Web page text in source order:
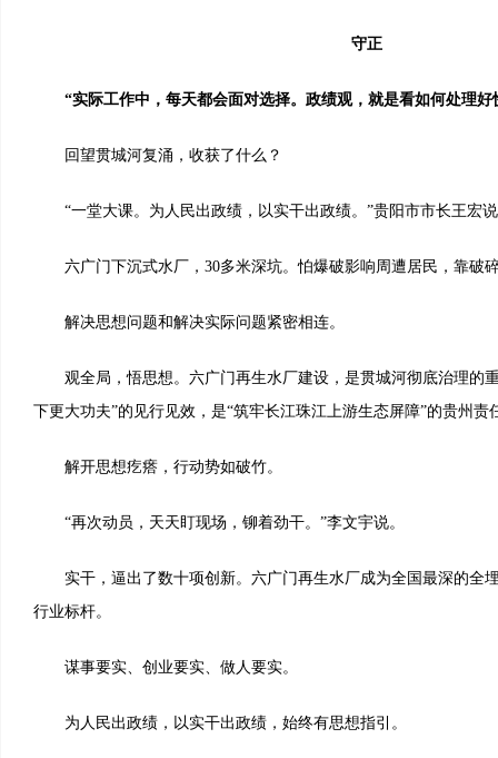
守正
“实际工作中，每天都会面对选择。政绩观，就是看如何处理好
回望贯城河复涌，收获了什么？
“一堂大课。为人民出政绩，以实干出政绩。”贵阳市市长王宏
六广门下沉式水厂，30多米深坑。怕爆破影响周遭居民，靠破
解决思想问题和解决实际问题紧密相连。
观全局，悟思想。六广门再生水厂建设，是贯城河彻底治理的
下更大功夫”的见行见效，是“筑牢长江珠江上游生态屏障”的贵州责
解开思想疙瘩，行动势如破竹。
“再次动员，天天盯现场，铆着劲干。”李文宇说。
实干，逼出了数十项创新。六广门再生水厂成为全国最深的全
行业标杆。
谋事要实、创业要实、做人要实。
为人民出政绩，以实干出政绩，始终有思想指引。